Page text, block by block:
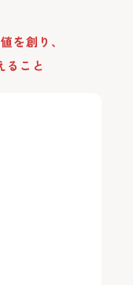
を創り、
ること